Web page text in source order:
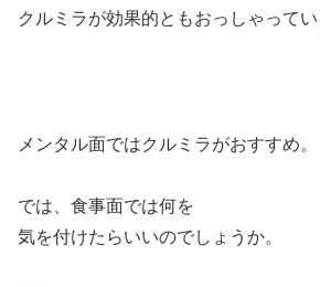
クルミラが効果的ともおっしゃってい
メンタル面ではクルミラがおすすめ。
では、食事面では何を
気を付けたらいいのでしょうか。